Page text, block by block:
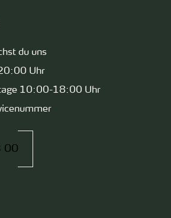
du uns
Uhr
10:00-18:00 Uhr
00